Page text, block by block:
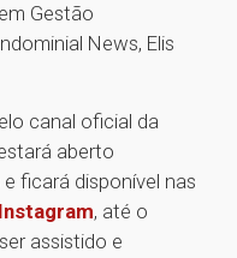
Gestão
News, Elis
canal oficial da
aberto
ficará disponível nas
Instagram, até o
assistido e